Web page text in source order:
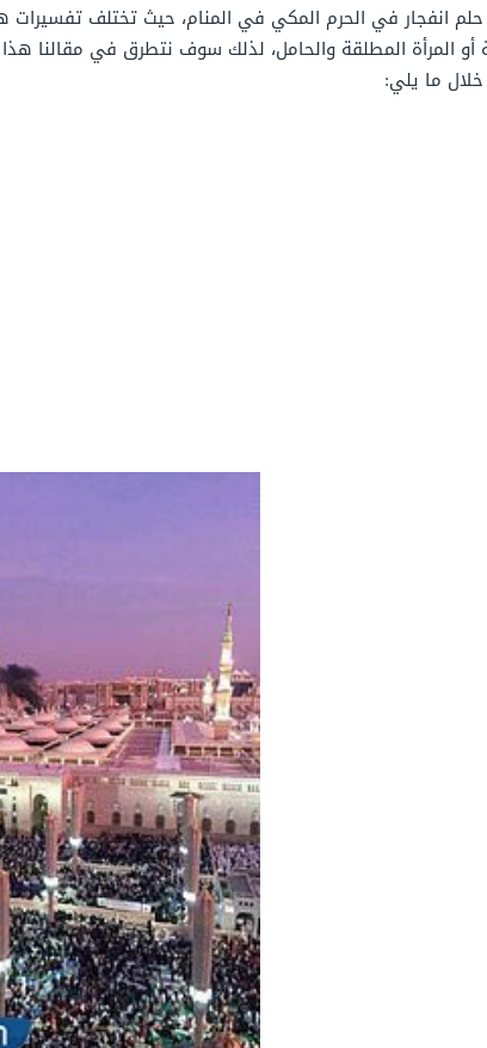
انفجار في الحرم المكي في المنام، حيث تختلف تفسيرات هذه
أو المرأة المطلقة والحامل، لذلك سوف نتطرق في مقالنا
ما يلي: